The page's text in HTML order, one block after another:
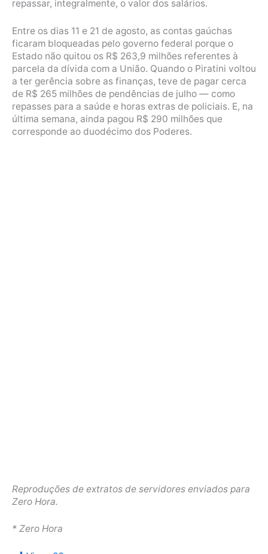
repassar, integralmente, o valor dos salários.
Entre os dias 11 e 21 de agosto, as contas gaúchas
ficaram bloqueadas pelo governo federal porque o
Estado não quitou os R$ 263,9 milhões referentes à
parcela da dívida com a União. Quando o Piratini voltou
a ter gerência sobre as finanças, teve de pagar cerca
de R$ 265 milhões de pendências de julho — como
repasses para a saúde e horas extras de policiais. E, na
última semana, ainda pagou R$ 290 milhões que
corresponde ao duodécimo dos Poderes.
Reproduções de extratos de servidores enviados para
Zero Hora.
* Zero Hora